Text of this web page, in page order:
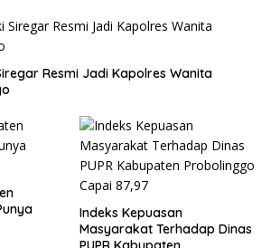
Resmi Jadi Kapolres Wanita
Indeks Kepuasan
Masyarakat Terhadap Dinas